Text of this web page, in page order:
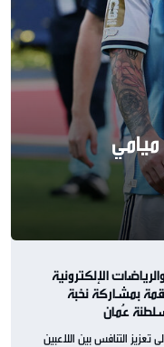
ميامي
الإلكترونية
بمشاركة نخبة
عُمان
تعزيز التنافس بين اللاعبين